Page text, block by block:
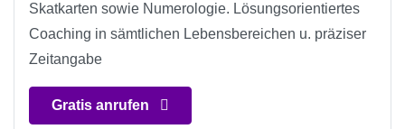
Skatkarten sowie Numerologie. Lösungsorientiertes
Coaching in sämtlichen Lebensbereichen u. präziser
Zeitangabe
Gratis anrufen